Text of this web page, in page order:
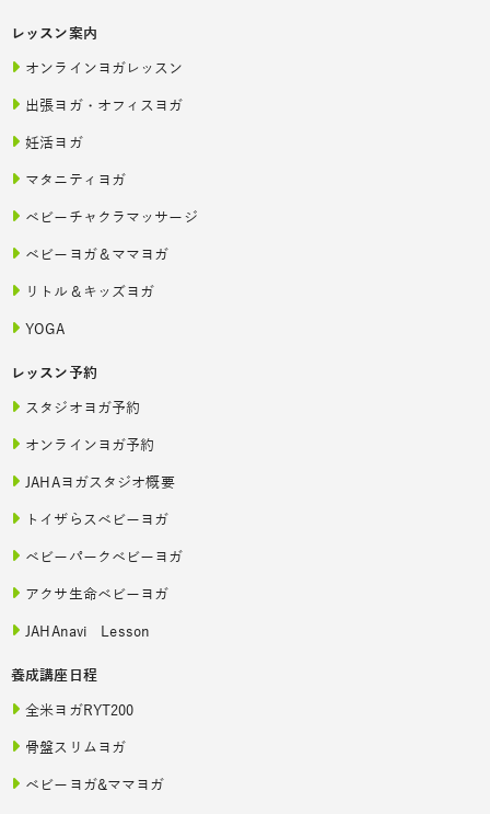
レッスン案内
オンラインヨガレッスン
出張ヨガ・オフィスヨガ
妊活ヨガ
マタニティヨガ
ベビーチャクラマッサージ
ベビーヨガ＆ママヨガ
リトル＆キッズヨガ
YOGA
レッスン予約
スタジオヨガ予約
オンラインヨガ予約
JAHAヨガスタジオ概要
トイザらスベビーヨガ
ベビーパークベビーヨガ
アクサ生命ベビーヨガ
JAHAnavi Lesson
養成講座日程
全米ヨガRYT200
骨盤スリムヨガ
ベビーヨガ&ママヨガ